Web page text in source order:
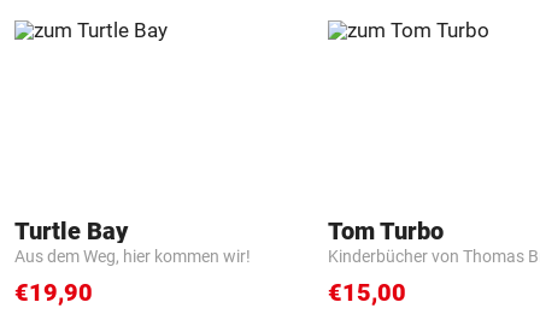
Turtle Bay
Aus dem Weg, hier kommen wir!
€19,90
Tom Turbo
Kinderbücher von Thomas
€15,00